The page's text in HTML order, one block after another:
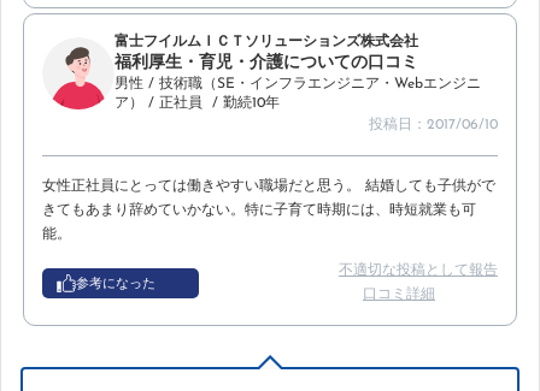
富士フイルムＩＣＴソリューションズ株式会社
福利厚生・育児・介護についての口コミ
男性 / 技術職（SE・インフラエンジニア・Webエンジニ
ア）
/ 正社員
/ 勤続10年
投稿日：2017/06/10
女性正社員にとっては働きやすい職場だと思う。 結婚しても子供がで
きてもあまり辞めていかない。特に子育て時期には、時短就業も可
能。
参考になった
不適切な投稿として報告
口コミ詳細